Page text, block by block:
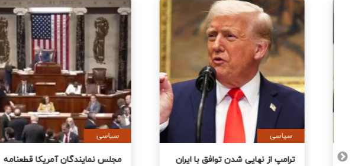
سیاسی
ترامپ از نهایی شدن توافق با ایران
سیاسی
مجلس نمایندگان آمریکا